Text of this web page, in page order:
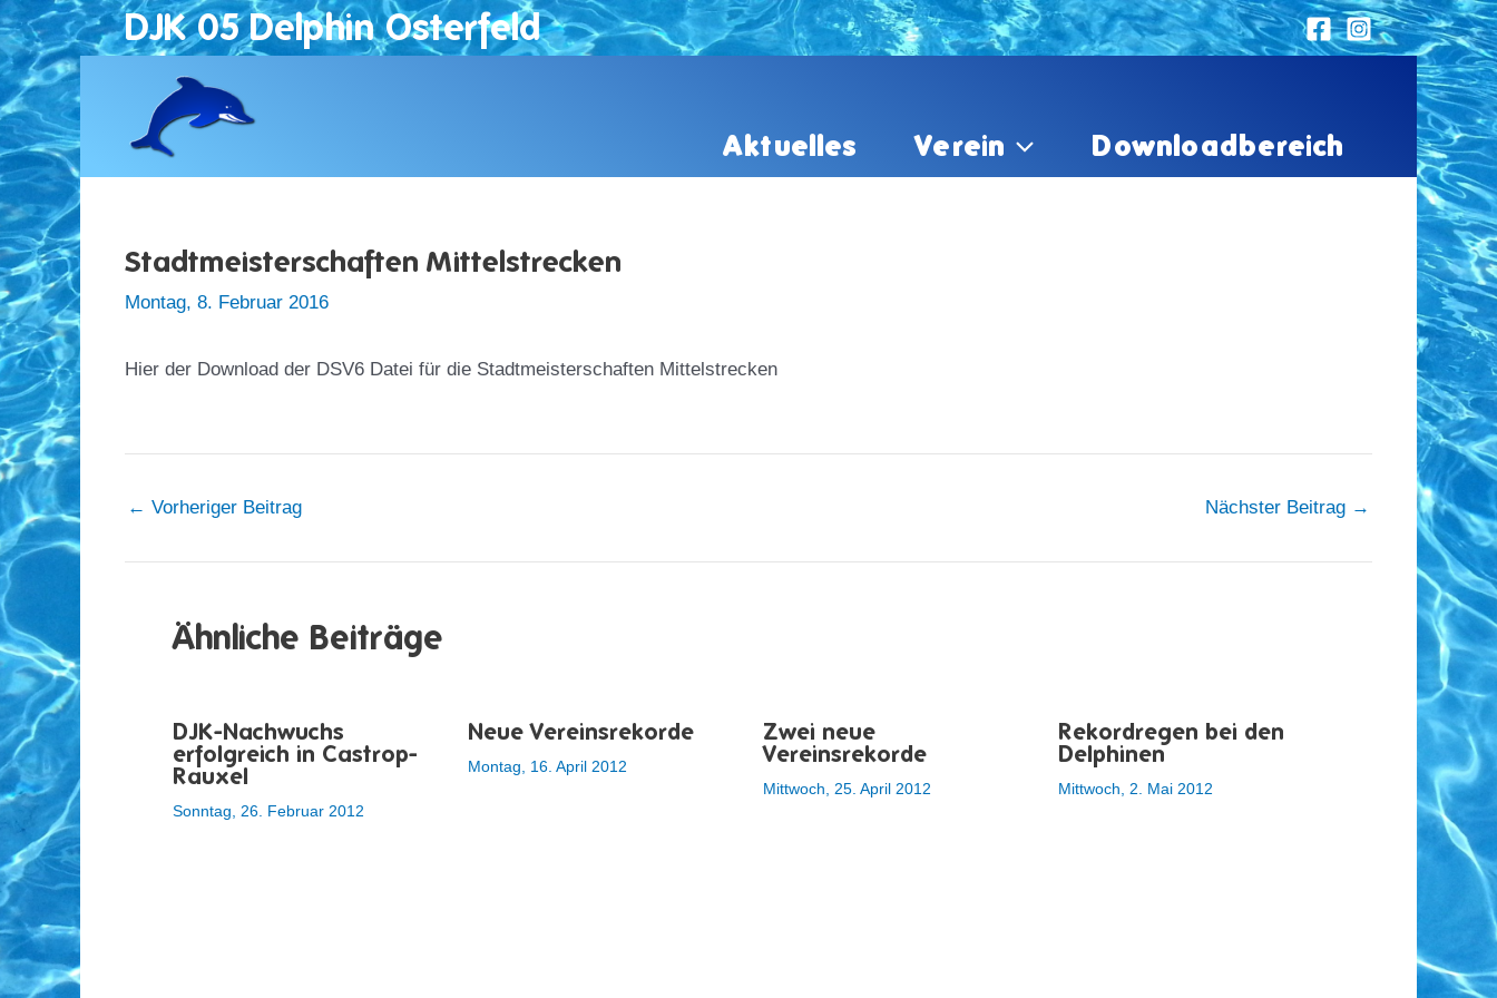
Zum
Inhalt
springen
DJK 05 Delphin Osterfeld
Aktuelles Verein Downloadbereich
Stadtmeisterschaften Mittelstrecken
Montag, 8. Februar 2016
Hier der Download der DSV6 Datei für die Stadtmeisterschaften Mittelstrecken
← Vorheriger Beitrag Nächster Beitrag →
Ähnliche Beiträge
DJK-Nachwuchs
erfolgreich in Castrop-
Rauxel
Sonntag, 26. Februar 2012
Neue Vereinsrekorde
Montag, 16. April 2012
Zwei neue
Vereinsrekorde
Mittwoch, 25. April 2012
Rekordregen bei den
Delphinen
Mittwoch, 2. Mai 2012